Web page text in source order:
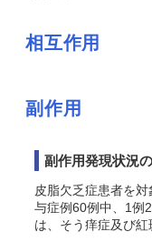
相互作用
副作用
副作用発現状況
皮脂欠乏症患者を
与症例60例中、1例
は、そう痒症及び紅